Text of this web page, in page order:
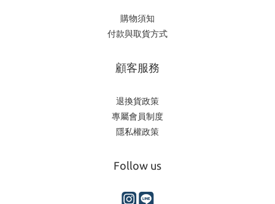
購物須知
付款與取貨方式
顧客服務
退換貨政策
專屬會員制度
隱私權政策
Follow us